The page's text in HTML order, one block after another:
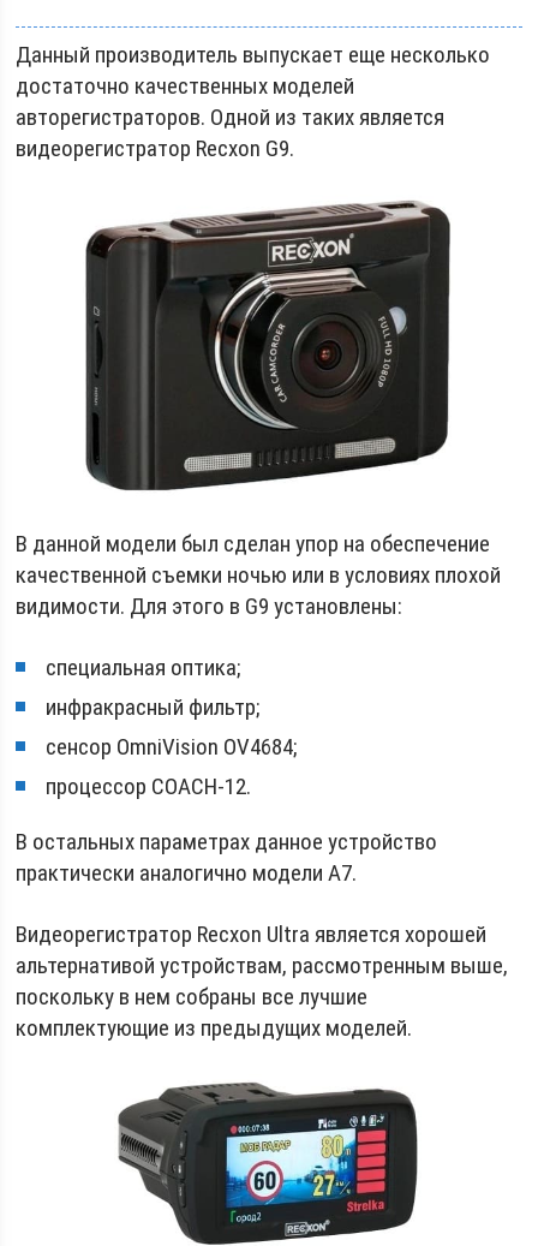
Данный производитель выпускает еще несколько
достаточно качественных моделей
авторегистраторов. Одной из таких является
видеорегистратор Recxon G9.
В данной модели был сделан упор на обеспечение
качественной съемки ночью или в условиях плохой
видимости. Для этого в G9 установлены:
специальная оптика;
инфракрасный фильтр;
сенсор OmniVision OV4684;
процессор COACH-12.
В остальных параметрах данное устройство
практически аналогично модели A7.
Видеорегистратор Recxon Ultra является хорошей
альтернативой устройствам, рассмотренным выше,
поскольку в нем собраны все лучшие
комплектующие из предыдущих моделей.